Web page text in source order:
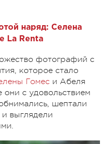
наряд: Селена
La Renta
фотографий с
которое стало
Гомес и Абеля
с удовольствием
шептали
выглядели